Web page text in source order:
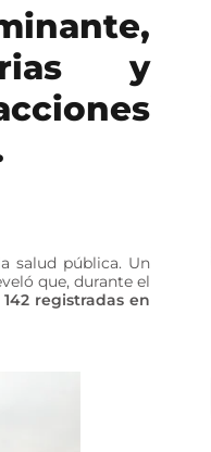
y
salud pública. Un
que, durante el
142 registradas en